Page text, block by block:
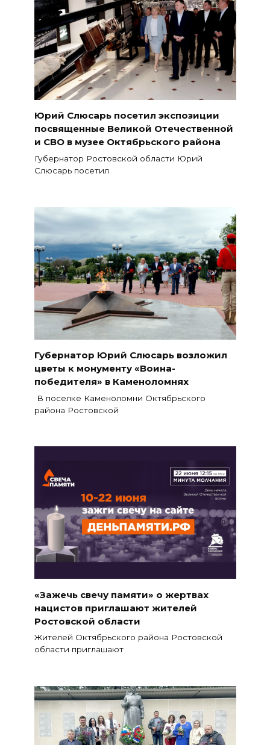
Юрий Слюсарь посетил экспозиции
посвященные Великой Отечественной
и СВО в музее Октябрьского района
Губернатор Ростовской области Юрий
Слюсарь посетил
Губернатор Юрий Слюсарь возложил
цветы к монументу «Воина-
победителя» в Каменоломнях
В поселке Каменоломни Октябрьского
района Ростовской
«Зажечь свечу памяти» о жертвах
нацистов приглашают жителей
Ростовской области
Жителей Октябрьского района Ростовской
области приглашают